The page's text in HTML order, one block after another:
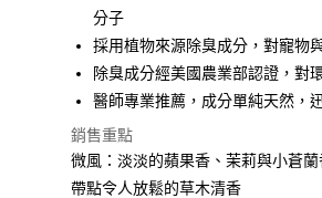
LINE Pay
Apple Pay
街口支付
悠遊付
Google Pay
分子
採用植物來源除臭成分，對寵物
除臭成分經美國農業部認證，對
醫師專業推薦，成分單純天然，
銷售重點
微風：淡淡的蘋果香、茉莉與小蒼
帶點令人放鬆的草木清香